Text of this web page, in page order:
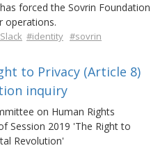
forced the Sovrin Foundation
operations.
#identity #sovrin
to Privacy (Article 8)
inquiry
on Human Rights
Session 2019 'The Right to
Revolution'